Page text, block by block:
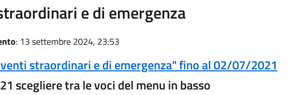
e di emergenza
: 13 settembre 2024, 23:53
straordinari e di emergenza" fino al 02/07/2021
scegliere tra le voci del menu in basso